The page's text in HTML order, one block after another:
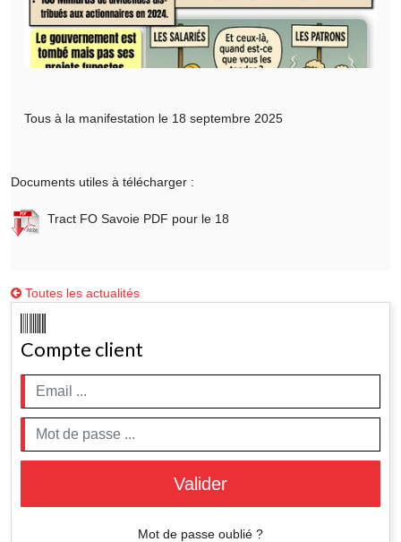
Tous à la manifestation le 18 septembre 2025
Documents utiles à télécharger :
Tract FO Savoie PDF pour le 18
Toutes les actualités
Compte client
Valider
Mot de passe oublié ?